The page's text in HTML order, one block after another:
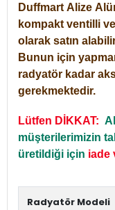
Duffmart Alize
kompakt ventilli
olarak satın
Bunun için
radyatör kadar
gerekmektedir.
Lütfen DİKKAT:
müşterilerimizin
üretildiği için iade
Radyatör Modeli